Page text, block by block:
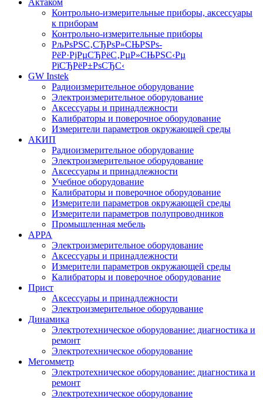
Актаком
Контрольно-измерительные приборы, аксессуары
к приборам
Контрольно-измерительные приборы
РљРѕРЅС‚СЂРѕР»СЊРЅРѕ-
РёР·РјРµСЂРёС‚РµР»СЊРЅС‹Рµ
РїСЂРёР±РѕСЂС‹
GW Instek
Радиоизмерительное оборудование
Электроизмерительное оборудование
Аксессуары и принадлежности
Калибраторы и поверочное оборудование
Измерители параметров окружающей среды
АКИП
Радиоизмерительное оборудование
Электроизмерительное оборудование
Аксессуары и принадлежности
Учебное оборудование
Калибраторы и поверочное оборудование
Измерители параметров окружающей среды
Измерители параметров полупроводников
Промышленная мебель
APPA
Электроизмерительное оборудование
Аксессуары и принадлежности
Измерители параметров окружающей среды
Калибраторы и поверочное оборудование
Прист
Аксессуары и принадлежности
Электроизмерительное оборудование
Динамика
Электротехническое оборудование: диагностика и
ремонт
Электротехническое оборудование
Мегомметр
Электротехническое оборудование: диагностика и
ремонт
Электротехническое оборудование